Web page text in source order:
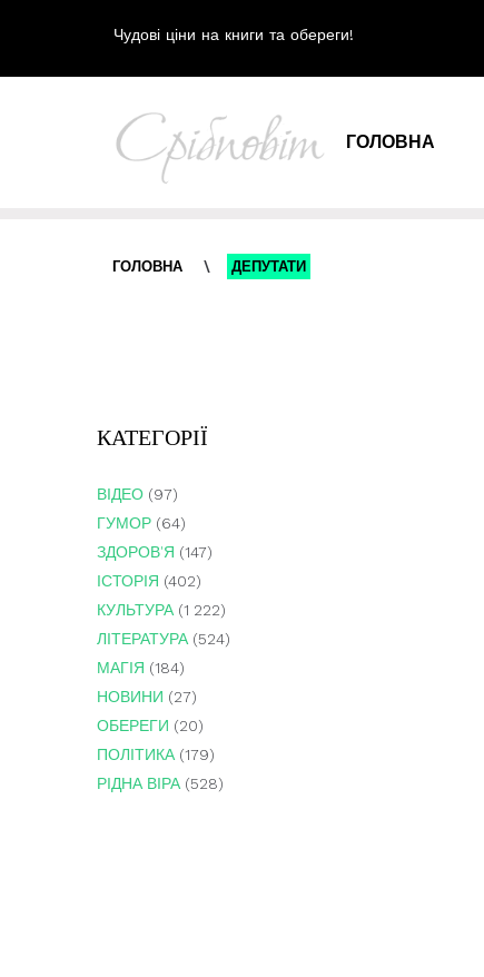
Чудові ціни на книги та обереги!
ГОЛОВНА
ГОЛОВНА \ ДЕПУТАТИ
КАТЕГОРІЇ
ВІДЕО (97)
ГУМОР (64)
ЗДОРОВ'Я (147)
ІСТОРІЯ (402)
КУЛЬТУРА (1 222)
ЛІТЕРАТУРА (524)
МАГІЯ (184)
НОВИНИ (27)
ОБЕРЕГИ (20)
ПОЛІТИКА (179)
РІДНА ВІРА (528)